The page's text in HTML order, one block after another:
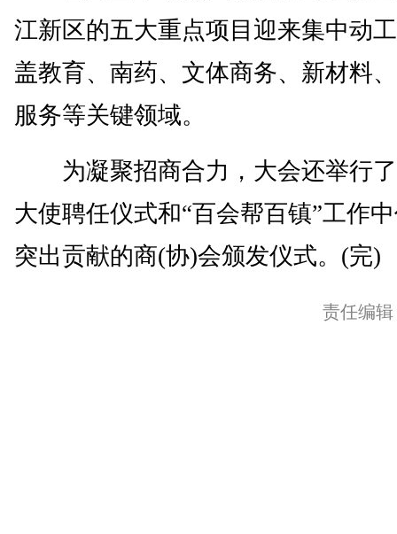
江新区的五大重点项目迎来集中动
盖教育、南药、文体商务、新材料
服务等关键领域。
为凝聚招商合力，大会还举行
大使聘任仪式和“百会帮百镇”工作
突出贡献的商(协)会颁发仪式。(完)
责任编